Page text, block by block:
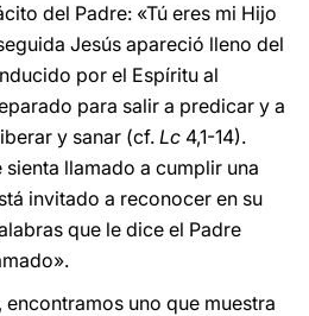
del Padre: «Tú eres mi Hijo
Jesús apareció lleno del
por el Espíritu al
para salir a predicar y a
y sanar (cf. Lc 4,1-14).
llamado a cumplir una
invitado a reconocer en su
que le dice el Padre
encontramos uno que muestra